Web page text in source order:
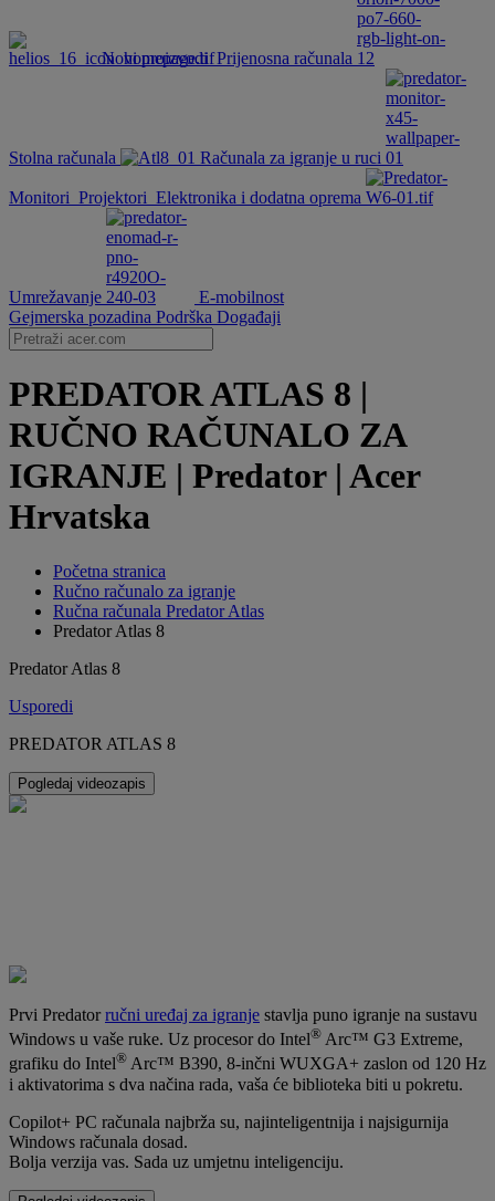
Novi proizvodi Prijenosna računala
Stolna računala Računala za igranje u ruci
Monitori Projektori Elektronika i dodatna oprema
Umrežavanje
E-mobilnost
Gejmerska pozadina Podrška Događaji
PREDATOR ATLAS 8 |
RUČNO RAČUNALO ZA
IGRANJE | Predator | Acer
Hrvatska
Početna stranica
Ručno računalo za igranje
Ručna računala Predator Atlas
Predator Atlas 8
Predator Atlas 8
Usporedi
PREDATOR ATLAS 8
Pogledaj videozapis
Prvi Predatorručni uređaj za igranje stavlja puno igranje na sustavu
Windows u vaše ruke. Uz procesor do Intel® Arc™ G3 Extreme,
grafiku do Intel® Arc™ B390, 8-inčni WUXGA+ zaslon od 120 Hz
i aktivatorima s dva načina rada, vaša će biblioteka biti u pokretu.
Copilot+ PC računala najbrža su, najinteligentnija i najsigurnija
Windows računala dosad.
Bolja verzija vas. Sada uz umjetnu inteligenciju.